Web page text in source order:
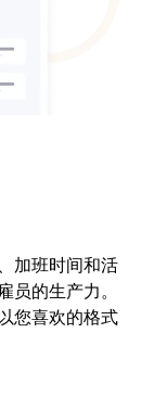
加班时间和活
的生产力。
您喜欢的格式